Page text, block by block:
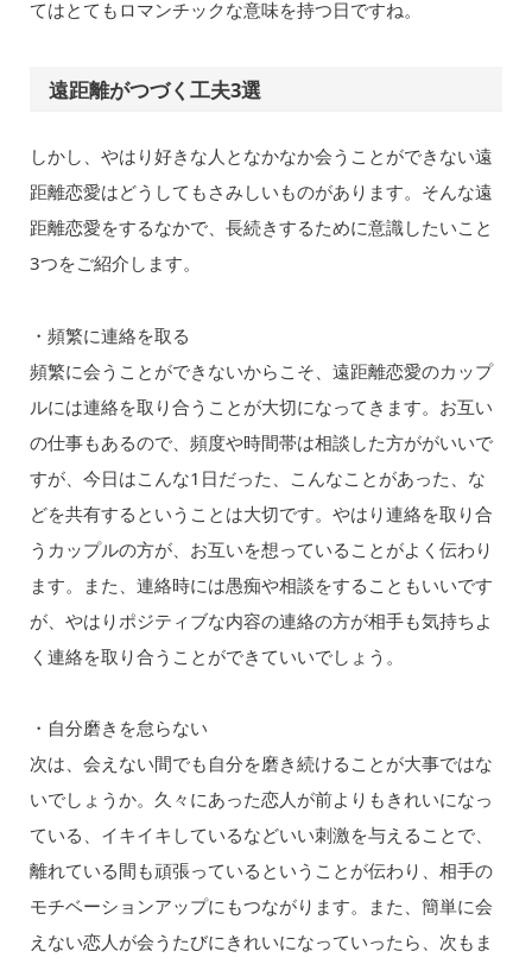
てはとてもロマンチックな意味を持つ日ですね。
遠距離がつづく工夫3選
しかし、やはり好きな人となかなか会うことができない遠
距離恋愛はどうしてもさみしいものがあります。そんな遠
距離恋愛をするなかで、長続きするために意識したいこと
3つをご紹介します。
・頻繁に連絡を取る
頻繁に会うことができないからこそ、遠距離恋愛のカップ
ルには連絡を取り合うことが大切になってきます。お互い
の仕事もあるので、頻度や時間帯は相談した方ががいいで
すが、今日はこんな1日だった、こんなことがあった、な
どを共有するということは大切です。やはり連絡を取り合
うカップルの方が、お互いを想っていることがよく伝わり
ます。また、連絡時には愚痴や相談をすることもいいです
が、やはりポジティブな内容の連絡の方が相手も気持ちよ
く連絡を取り合うことができていいでしょう。
・自分磨きを怠らない
次は、会えない間でも自分を磨き続けることが大事ではな
いでしょうか。久々にあった恋人が前よりもきれいになっ
ている、イキイキしているなどいい刺激を与えることで、
離れている間も頑張っているということが伝わり、相手の
モチベーションアップにもつながります。また、簡単に会
えない恋人が会うたびにきれいになっていったら、次もま